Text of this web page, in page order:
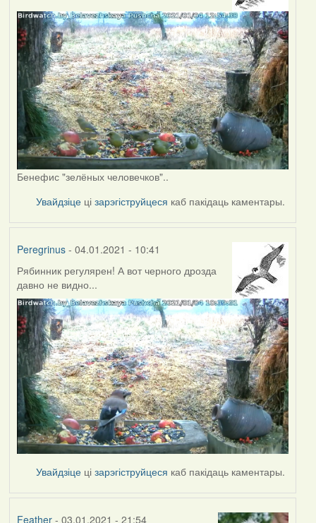
Бенефис "зелёных человечков"..
Увайдзіце цізарэгіструйцеся каб пакідаць каментары.
Peregrinus- 04.01.2021 - 10:41
Рябинник регулярен! А вот черного дрозда
давно не видно...
Увайдзіце цізарэгіструйцеся каб пакідаць каментары.
Feather- 03.01.2021 - 21:54